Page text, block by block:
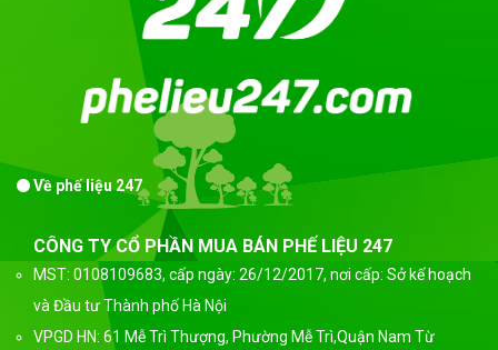
Về phế liệu 247
CÔNG TY CỔ PHẦN MUA BÁN PHẾ LIỆU 247
MST: 0108109683, cấp ngày: 26/12/2017, nơi cấp: Sở kế hoạch
và Đầu tư Thành phố Hà Nội
VPGD HN: 61 Mễ Trì Thượng, Phường Mễ Trì,Quận Nam Từ